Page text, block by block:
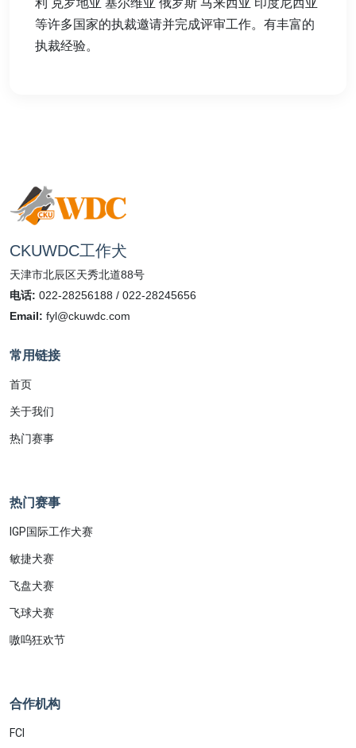
等许多国家的执裁邀请并完成评审工作。有丰富的
执裁经验。
CKUWDC工作犬
天津市北辰区天秀北道88号
电话: 022-28256188 / 022-28245656
Email: fyl@ckuwdc.com
常用链接
首页
关于我们
热门赛事
热门赛事
IGP国际工作犬赛
敏捷犬赛
飞盘犬赛
飞球犬赛
嗷呜狂欢节
合作机构
FCI